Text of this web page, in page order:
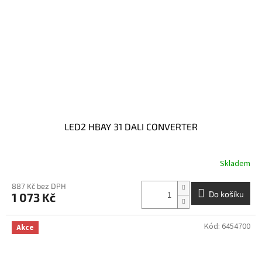
LED2 HBAY 31 DALI CONVERTER
Skladem
887 Kč bez DPH
1 073 Kč Do košíku
Akce Kód: 6454700